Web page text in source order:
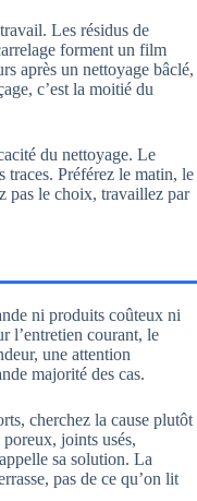
Les résidus de
forment un film
après un nettoyage bâclé,
c’est la moitié du
du nettoyage. Le
traces. Préférez le matin, le
pas le choix, travaillez par
ni produits coûteux ni
l’entretien courant, le
une attention
majorité des cas.
cherchez la cause plutôt
joints usés,
sa solution. La
pas de ce qu’on lit